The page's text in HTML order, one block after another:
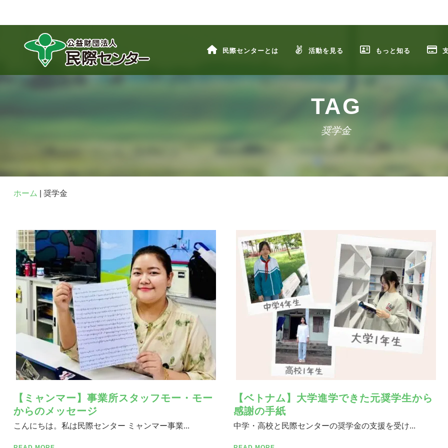
民際センターとは 活動を見る もっと知る
TAG
奨学金
ホーム 奨学金
【ミャンマー】事業所スタッフモー・モー
からのメッセージ
こんにちは。私は民際センター ミャンマー事業...
【ベトナム】大学進学できた元奨学生から
感謝の手紙
中学・高校と民際センターの奨学金の支援を受け...